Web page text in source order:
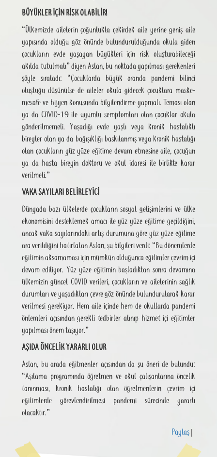
BÜYÜKLER İÇİN RİSK OLABİLİR!
“Ülkemizde ailelerin çoğunlukla çekirdek aile yerine geniş aile
yapısında olduğu göz önünde bulundurulduğunda okula giden
çocukların evde yaşayan büyükleri için risk oluşturabileceği
akılda tutulmalı” diyen Aslan, bu noktada yapılması gerekenleri
şöyle sıraladı: “Çocuklarda büyük oranda pandemi bilinci
oluştuğu düşünülse de aileler okula gidecek çocuklara maske-
mesafe ve hijyen konusunda bilgilendirme yapmalı. Teması olan
ya da COVID-19 ile uyumlu semptomları olan çocuklar okula
gönderilmemeli. Yaşadığı evde yaşlı veya kronik hastalıklı
bireyler olan ya da bağışıklığı baskılanmış veya kronik hastalığı
olan çocukların yüz yüze eğitime devam etmesine aile, çocuğun
ya da hasta bireyin doktoru ve okul idaresi ile birlikte karar
verilmeli.”
VAKA SAYILARI BELİRLEYİCİ
Dünyada bazı ülkelerde çocukların sosyal gelişimlerini ve ülke
ekonomisini desteklemek amacı ile yüz yüze eğitime geçildiğini,
ancak vaka sayılarındaki artış durumuna göre yüz yüze eğitime
ara verildiğini hatırlatan Aslan, şu bilgileri verdi: “Bu dönemlerde
eğitimin aksamaması için mümkün olduğunca eğitimler çevrim içi
devam ediliyor. Yüz yüze eğitimin başladıktan sonra devamına
ülkemizin güncel COVID verileri, çocukların ve ailelerinin sağlık
durumları ve yaşadıkları çevre göz önünde bulundurularak karar
verilmesi gerekiyor. Hem aile içinde hem de okullarda pandemi
önlemleri açısından gerekli tedbirler alınıp hizmet içi eğitimler
yapılması önem taşıyor.”
AŞIDA ÖNCELİK YARARLI OLUR
Aslan, bu arada eğitmenler açısından da şu öneri de bulundu:
“Aşılama programında öğretmen ve okul çalışanlarına öncelik
tanınması, kronik hastalığı olan öğretmenlerin çevrim içi
eğitimlerde görevlendirilmesi pandemi sürecinde yararlı
olacaktır.”
Paylaş